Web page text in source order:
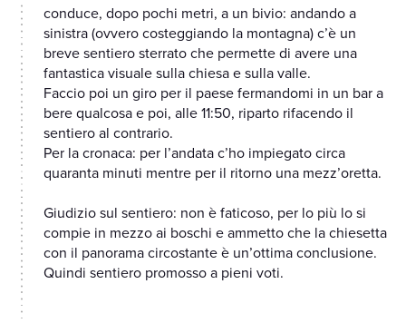
conduce, dopo pochi metri, a un bivio: andando a
sinistra (ovvero costeggiando la montagna) c’è un
breve sentiero sterrato che permette di avere una
fantastica visuale sulla chiesa e sulla valle.
Faccio poi un giro per il paese fermandomi in un bar a
bere qualcosa e poi, alle 11:50, riparto rifacendo il
sentiero al contrario.
Per la cronaca: per l’andata c’ho impiegato circa
quaranta minuti mentre per il ritorno una mezz’oretta.
Giudizio sul sentiero: non è faticoso, per lo più lo si
compie in mezzo ai boschi e ammetto che la chiesetta
con il panorama circostante è un’ottima conclusione.
Quindi sentiero promosso a pieni voti.